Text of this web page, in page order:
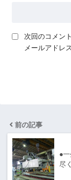
次回のコメン
メールアドレ
前の記事
●
尽